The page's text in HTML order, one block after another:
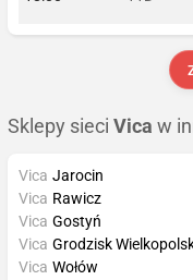
Sklepy sieci Vica w
Vica Jarocin
Vica Rawicz
Vica Gostyń
Vica Grodzisk
Vica Wołów